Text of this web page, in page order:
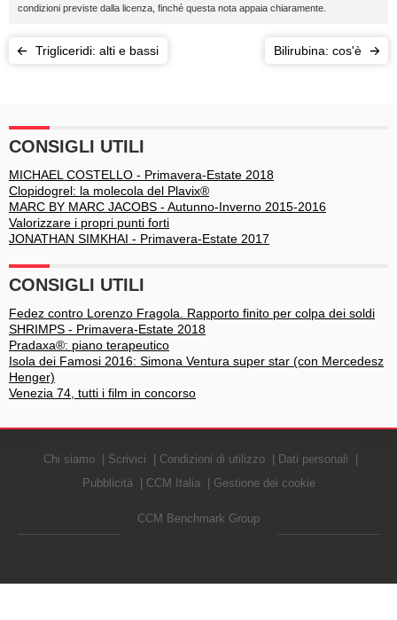
condizioni previste dalla licenza, finché questa nota appaia chiaramente.
Trigliceridi: alti e bassi Bilirubina: cos'è
CONSIGLI UTILI
MICHAEL COSTELLO - Primavera-Estate 2018
Clopidogrel: la molecola del Plavix®
MARC BY MARC JACOBS - Autunno-Inverno 2015-2016
Valorizzare i propri punti forti
JONATHAN SIMKHAI - Primavera-Estate 2017
CONSIGLI UTILI
Fedez contro Lorenzo Fragola. Rapporto finito per colpa dei soldi
SHRIMPS - Primavera-Estate 2018
Pradaxa®: piano terapeutico
Isola dei Famosi 2016: Simona Ventura super star (con Mercedesz
Henger)
Venezia 74, tutti i film in concorso
Chi siamo Scrivici Condizioni di utilizzo
Dati personali
Pubblicità
CCM Italia Gestione dei cookie
CCM Benchmark Group